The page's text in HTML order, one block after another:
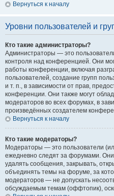
Вернуться к началу
Уровни пользователей и
Кто такие администраторы?
Администраторы — это
контроля над конференцией. Они
работы конференции, включая
пользователей, создание групп
и т. п., в зависимости от прав,
конференции. Они также могут
модераторов во всех форумах, в
произведённых создателем
Вернуться к началу
Кто такие модераторы?
Модераторы — это пользователи
ежедневно следят за форумами.
удалять сообщения, закрывать,
объединять темы на форуме, за
модераторов — не допускать
обсуждаемым темам (оффтопик),